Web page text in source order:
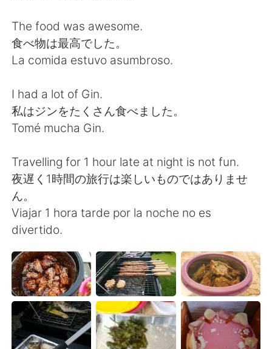
The food was awesome.
食べ物は最高でした。
La comida estuvo asumbroso.
I had a lot of Gin.
私はジンをたくさん食べました。
Tomé mucha Gin.
Travelling for 1 hour late at night is not fun.
夜遅く1時間の旅行は楽しいものではありませ
ん。
Viajar 1 hora tarde por la noche no es
divertido.